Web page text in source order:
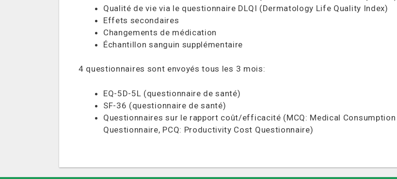
Qualité de vie via le questionnaire DLQI (Dermatology Life Quality Index)
Effets secondaires
Changements de médication
Échantillon sanguin supplémentaire
4 questionnaires sont envoyés tous les 3 mois:
EQ-5D-5L (questionnaire de santé)
SF-36 (questionnaire de santé)
Questionnaires sur le rapport coût/efficacité (MCQ: Medical Consumption
Questionnaire, PCQ: Productivity Cost Questionnaire)